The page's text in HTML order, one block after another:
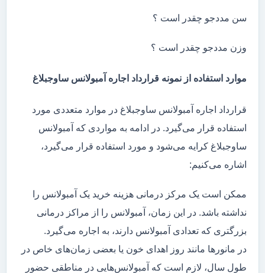
سن مددجو چقدر است ؟
وزن مددجو چقدر است ؟
موارد استفاده از نمونه قرارداد اجاره آمبولانس ساوجبلاغ
قرارداد اجاره آمبولانس ساوجبلاغ در موارد متعددی مورد
استفاده قرار می‌گیرد. در ادامه به مواردی که آمبولانس
ساوجبلاغ کرایه می‌شود و مورد استفاده قرار می‌گیرد،
اشاره می‌کنیم:
ممکن است یک مرکز درمانی هزینه خرید یک آمبولانس را
نداشته باشد. در این زمان، آمبولانس را از مراکز درمانی
بزرگتری که تعدادی آمبولانس دارند، به اجاره می‌گیرد.
در مانور‌ها مانند روز اهدای خون یا بعضی زمان‌های خاص در
طول سال، لازم است که آمبولانس‌هایی در مناطقی حضور